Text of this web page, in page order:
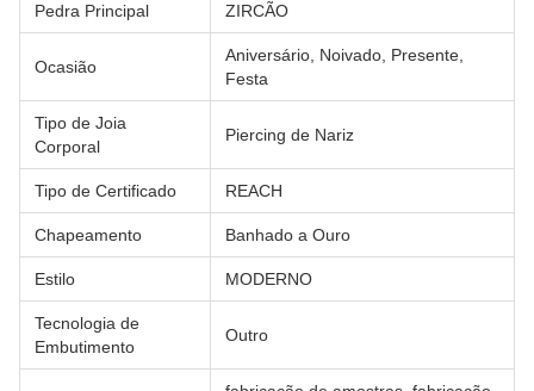
Pedra Principal ZIRCÃO
Ocasião
Aniversário, Noivado, Presente,
Festa
Tipo de Joia
Corporal
Piercing de Nariz
Tipo de Certificado REACH
Chapeamento Banhado a Ouro
Estilo MODERNO
Tecnologia de
Embutimento
Outro